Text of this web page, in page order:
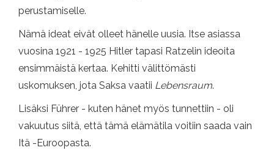
perustamiselle.
Nämä ideat eivät olleet hänelle uusia. Itse asiassa
vuosina 1921 - 1925 Hitler tapasi Ratzelin ideoita
ensimmäistä kertaa. Kehitti välittömästi
uskomuksen, jota Saksa vaatii Lebensraum.
Lisäksi Führer - kuten hänet myös tunnettiin - oli
vakuutus siitä, että tämä elämätila voitiin saada vain
Itä -Euroopasta.